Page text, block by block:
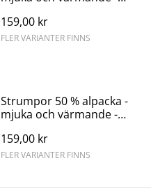
159,00 kr
FLER VARIANTER FINNS
Strumpor 50 % alpacka -
mjuka och värmande -
159,00 kr
FLER VARIANTER FINNS